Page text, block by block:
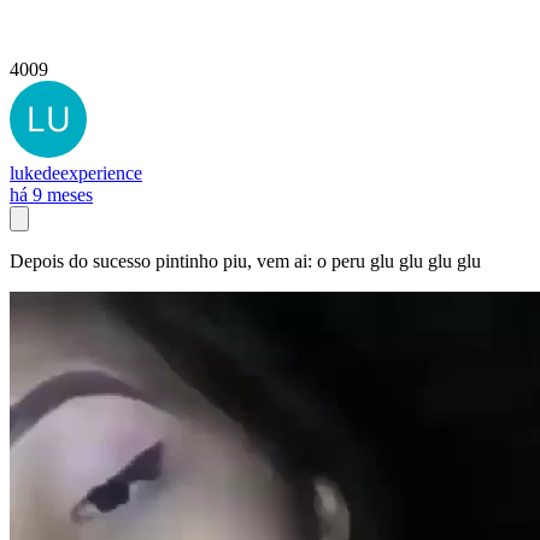
4009
lukedeexperience
há 9 meses
Depois do sucesso pintinho piu, vem ai: o peru glu glu glu glu